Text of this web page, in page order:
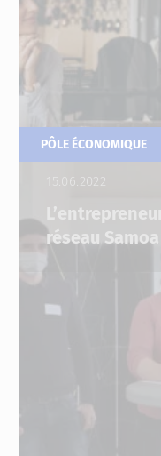
15.06.2022
réseau Samoa
PÔLE ÉCONOMIQUE